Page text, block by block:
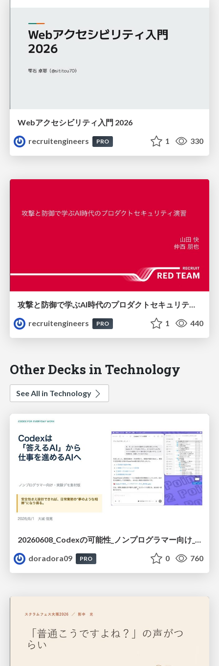
Webアクセシビリティ入門 2026
recruitengineers
PRO 1 330
攻撃と防御で学ぶAI時代のプロダクトセキュリティ演習
recruitengineers
PRO 1 440
Other Decks in Technology
See All in Technology
doradora09
PRO 0 760